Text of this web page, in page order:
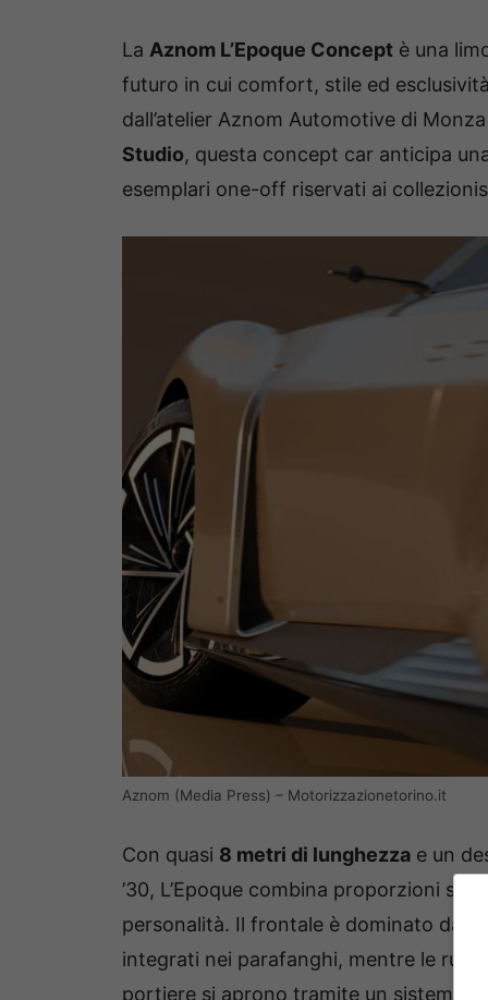
La Aznom L’Epoque Concept è una
futuro in cui comfort, stile ed
dall’atelier Aznom Automotive di
Studio, questa concept car anticipa
esemplari one-off riservati ai
Aznom (Media Press) – Motorizzazionetorino.it
Con quasi 8 metri di lunghezza e un
’30, L’Epoque combina proporzioni
personalità. Il frontale è dominato da
integrati nei parafanghi, mentre le ruote
portiere si aprono tramite un sistema